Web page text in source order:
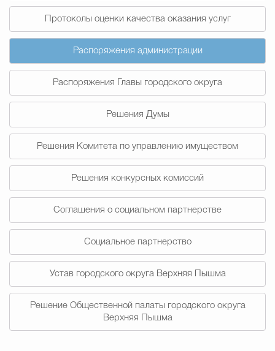
Гостям Городского
Общественная
Градостроительство и
Государственные организации
Протоколы оценки качества оказания услуг
Распоряжения администрации
Распоряжения Главы городского округа
Решения Думы
Решения Комитета по управлению имуществом
Решения конкурсных комиссий
Соглашения о социальном партнерстве
Социальное партнерство
Устав городского округа Верхняя Пышма
Решение Общественной палаты городского округа
Верхняя Пышма